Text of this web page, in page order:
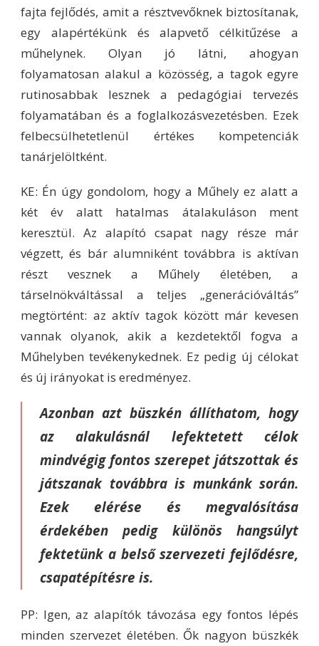
fajta fejlődés, amit a résztvevőknek biztosítanak,
egy alapértékünk és alapvető célkitűzése a
műhelynek. Olyan jó látni, ahogyan
folyamatosan alakul a közösség, a tagok egyre
rutinosabbak lesznek a pedagógiai tervezés
folyamatában és a foglalkozásvezetésben. Ezek
felbecsülhetetlenül értékes kompetenciák
tanárjelöltként.
KE: Én úgy gondolom, hogy a Műhely ez alatt a
két év alatt hatalmas átalakuláson ment
keresztül. Az alapító csapat nagy része már
végzett, és bár alumniként továbbra is aktívan
részt vesznek a Műhely életében, a
társelnökváltással a teljes „generációváltás”
megtörtént: az aktív tagok között már kevesen
vannak olyanok, akik a kezdetektől fogva a
Műhelyben tevékenykednek. Ez pedig új célokat
és új irányokat is eredményez.
Azonban azt büszkén állíthatom, hogy
az alakulásnál lefektetett célok
mindvégig fontos szerepet játszottak és
játszanak továbbra is munkánk során.
Ezek elérése és megvalósítása
érdekében pedig különös hangsúlyt
fektetünk a belső szervezeti fejlődésre,
csapatépítésre is.
PP: Igen, az alapítók távozása egy fontos lépés
minden szervezet életében. Ők nagyon büszkék